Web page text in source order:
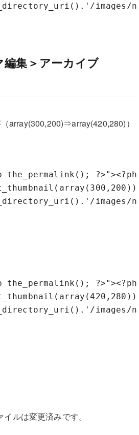
images/
編集＞アーカイブ
array(300,200)⇒array(420,280)）
?>"><?php
images/
?>"><?php
images/
ルは変更済みです。